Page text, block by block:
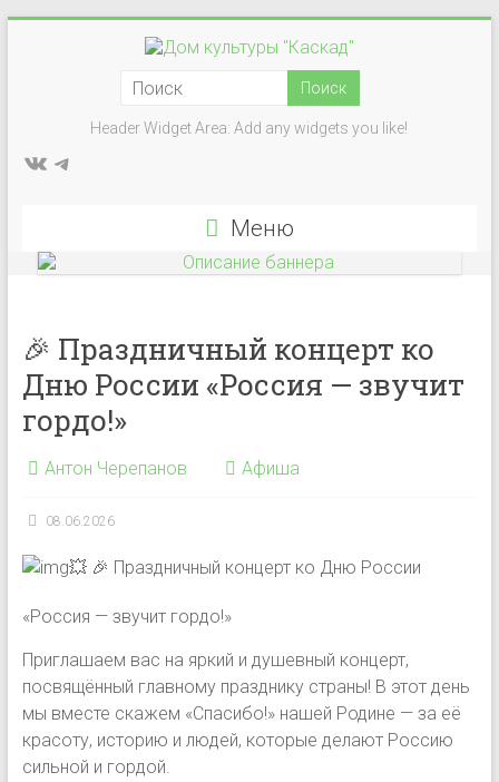
культуры
"Каскад"
городского
округа
Чехов
Header Widget Area: Add any widgets you like!
ВКонтакте
Telegram
Меню
🎉 Праздничный концерт ко
Дню России «Россия — звучит
гордо!»
Антон Черепанов Афиша
08.06.2026
💥 🎉 Праздничный концерт ко Дню России
«Россия — звучит гордо!»
Приглашаем вас на яркий и душевный концерт,
посвящённый главному празднику страны! В этот день
мы вместе скажем «Спасибо!» нашей Родине — за её
красоту, историю и людей, которые делают Россию
сильной и гордой.